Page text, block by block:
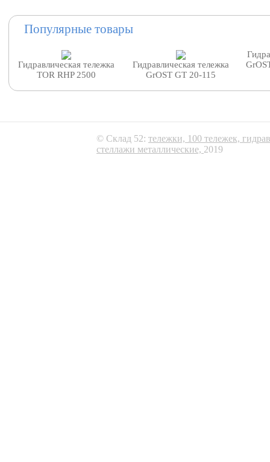
Популярные товары
Гидравлическая тележка
TOR RHP 2500
Гидравлическая тележка
GrOST GT 20-115
© Склад 52: тележки, 100 тележек,
стеллажи металлические, 2019